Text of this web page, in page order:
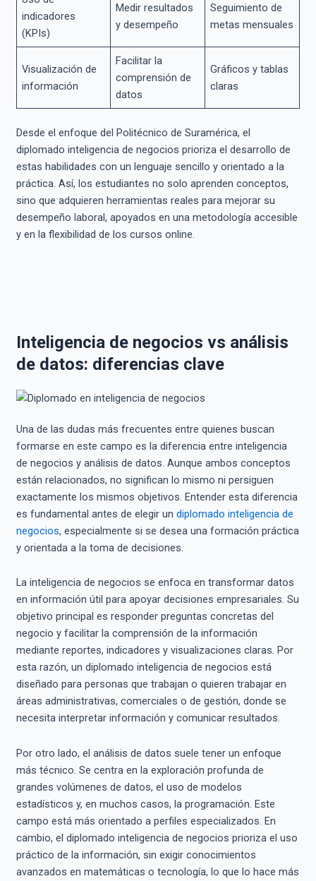
indicadores
(KPIs)
Medir resultados
y desempeño
Seguimiento de
metas mensuales
Visualización de
información
Facilitar la
comprensión de
datos
Gráficos y tablas
claras
Desde el enfoque del Politécnico de Suramérica, el
diplomado inteligencia de negocios prioriza el desarrollo de
estas habilidades con un lenguaje sencillo y orientado a la
práctica. Así, los estudiantes no solo aprenden conceptos,
sino que adquieren herramientas reales para mejorar su
desempeño laboral, apoyados en una metodología accesible
y en la flexibilidad de los cursos online.
Inteligencia de negocios vs análisis
de datos: diferencias clave
Una de las dudas más frecuentes entre quienes buscan
formarse en este campo es la diferencia entre inteligencia
de negocios y análisis de datos. Aunque ambos conceptos
están relacionados, no significan lo mismo ni persiguen
exactamente los mismos objetivos. Entender esta diferencia
es fundamental antes de elegir un diplomado inteligencia de
negocios, especialmente si se desea una formación práctica
y orientada a la toma de decisiones.
La inteligencia de negocios se enfoca en transformar datos
en información útil para apoyar decisiones empresariales. Su
objetivo principal es responder preguntas concretas del
negocio y facilitar la comprensión de la información
mediante reportes, indicadores y visualizaciones claras. Por
esta razón, un diplomado inteligencia de negocios está
diseñado para personas que trabajan o quieren trabajar en
áreas administrativas, comerciales o de gestión, donde se
necesita interpretar información y comunicar resultados.
Por otro lado, el análisis de datos suele tener un enfoque
más técnico. Se centra en la exploración profunda de
grandes volúmenes de datos, el uso de modelos
estadísticos y, en muchos casos, la programación. Este
campo está más orientado a perfiles especializados. En
cambio, el diplomado inteligencia de negocios prioriza el uso
práctico de la información, sin exigir conocimientos
avanzados en matemáticas o tecnología, lo que lo hace más